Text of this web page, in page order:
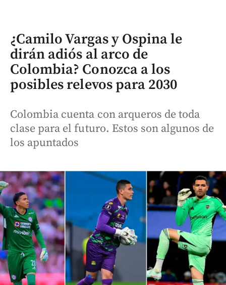
¿Camilo Vargas y Ospina le
dirán adiós al arco de
Colombia? Conozca a los
posibles relevos para 2030
Colombia cuenta con arqueros de toda
clase para el futuro. Estos son algunos de
los apuntados